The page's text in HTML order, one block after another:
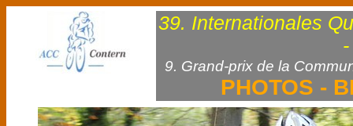
39. Internationales
9. Grand-prix de la
PHOTOS -